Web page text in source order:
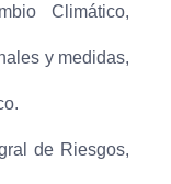
Climático,
y medidas,
de Riesgos,